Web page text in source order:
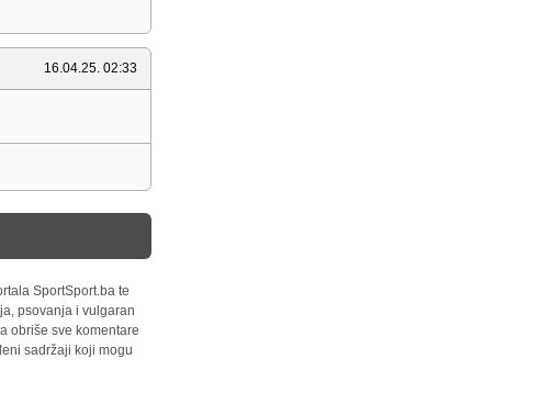
16.04.25. 02:33
SportSport.ba te
psovanja i vulgaran
obriše sve komentare
sadržaji koji mogu